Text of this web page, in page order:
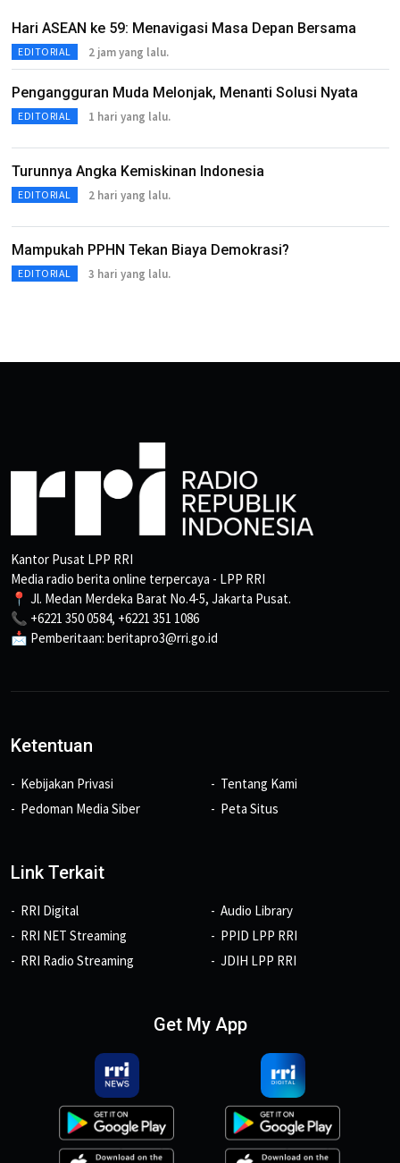
Hari ASEAN ke 59: Menavigasi Masa Depan Bersama
EDITORIAL 2 jam yang lalu.
Pengangguran Muda Melonjak, Menanti Solusi Nyata
EDITORIAL 1 hari yang lalu.
Turunnya Angka Kemiskinan Indonesia
EDITORIAL 2 hari yang lalu.
Mampukah PPHN Tekan Biaya Demokrasi?
EDITORIAL 3 hari yang lalu.
Kantor Pusat LPP RRI
Media radio berita online terpercaya - LPP RRI
📍 Jl. Medan Merdeka Barat No.4-5, Jakarta Pusat.
📞 +6221 350 0584, +6221 351 1086
📩 Pemberitaan: beritapro3@rri.go.id
Ketentuan
Kebijakan Privasi
Pedoman Media Siber
Tentang Kami
Peta Situs
Link Terkait
RRI Digital
RRI NET Streaming
RRI Radio Streaming
Audio Library
PPID LPP RRI
JDIH LPP RRI
Get My App